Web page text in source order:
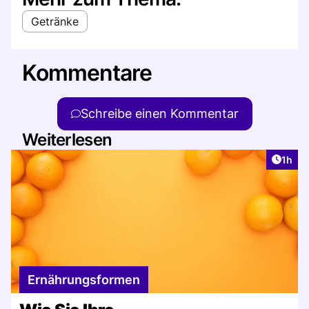
Getränke
Kommentare
Schreibe einen Kommentar
Weiterlesen
1h
Ernährungsformen